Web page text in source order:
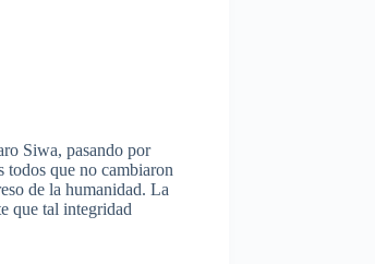
Siwa, pasando por
que no cambiaron
de la humanidad. La
que tal integridad